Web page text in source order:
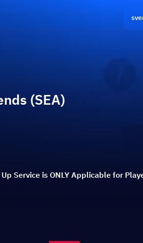
(SEA)
Service is ONLY Applicable for